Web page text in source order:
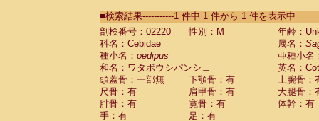
CebidaeSaguinus labiatus(0)
Cebidae Saguinus leucopus (0)
Cebidae
Cebidae
CebidaeSaguinus nigricollis (0)
Cebidae Saguinus oedipus
Cebidae Saguinus weddelli
Cebidae Saguinusspp.
■検索結果-----------1 件中 1 件から 1 件を表示中
剖検番号：02220
性別：M
年齢：
科名：Cebidae
属名：
種小名： oedipus
亜種小名
和名：ワタボウシパンシェ
英名：
頭蓋骨：一部無
下顎骨：有
上腕骨：
尺骨：有
肩甲骨：有
大腿骨：
腓骨：有
寛骨：有
体幹：有
手：有
足：有